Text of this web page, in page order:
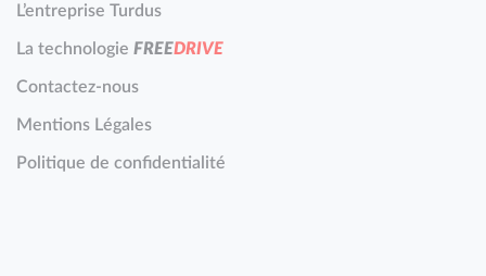
L’entreprise Turdus
La technologie FREEDRIVE
Contactez-nous
Mentions Légales
Politique de confidentialité